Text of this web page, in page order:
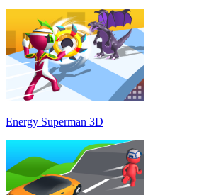
Energy Superman 3D